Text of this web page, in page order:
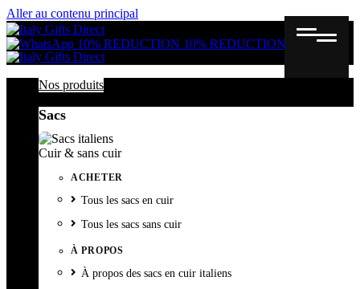
Aller au contenu principal
10% REDUCTION 10% REDUCTION
Nos produits
Sacs
Cuir & sans cuir
ACHETER
Tous les sacs en cuir
Tous les sacs sans cuir
À PROPOS
À propos des sacs en cuir italiens